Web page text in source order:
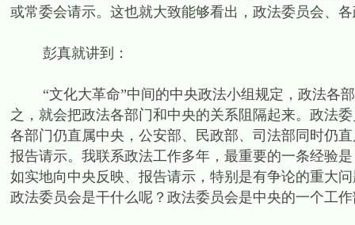
或常委会请示。这也就大致能够看出，政法委员会、
彭真就讲到：
“文化大革命”中间的中央政法小组规定，政法各部
之，就会把政法各部门和中央的关系阻隔起来。政法
各部门仍直属中央，公安部、民政部、司法部同时仍
报告请示。我联系政法工作多年，最重要的一条经验
如实地向中央反映、报告请示，特别是有争论的重大
政法委员会是干什么呢？政法委员会是中央的一个工